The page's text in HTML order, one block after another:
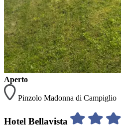
Aperto
Pinzolo Madonna di Campiglio
Hotel Bellavista